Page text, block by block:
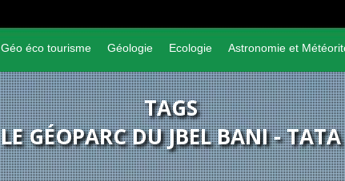
Géo éco tourisme Géologie Ecologie Astronomie et
TAGS
LE GÉOPARC DU JBEL BANI - TATA